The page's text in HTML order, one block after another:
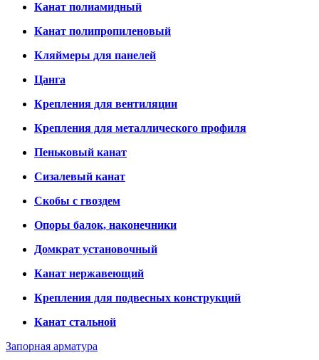
Канат полиамидный
Канат полипропиленовый
Кляймеры для панелей
Цанга
Крепления для вентиляции
Крепления для металлического профиля
Пеньковый канат
Сизалевый канат
Скобы с гвоздем
Опоры балок, наконечники
Домкрат установочный
Канат нержавеющий
Крепления для подвесных конструкций
Канат стальной
Запорная арматура